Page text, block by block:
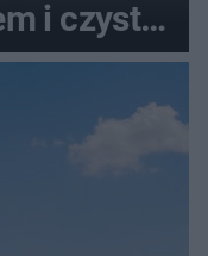
i czystą